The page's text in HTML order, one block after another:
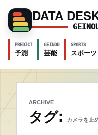
DATA
PREDICT
予測
GEINOU
芸能
SPORTS
スポーツ
ARCHIVE
タグ: カメラを止